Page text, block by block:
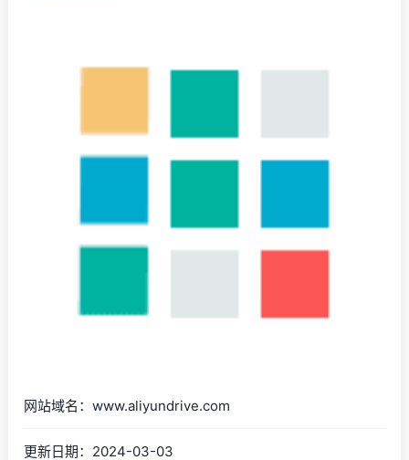
网站域名：www.aliyundrive.com
更新日期：2024-03-03